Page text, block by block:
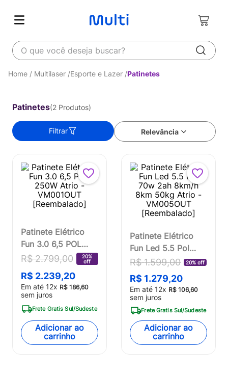
O que você deseja buscar?
Multilaser Esporte e Lazer Patinetes
Patinetes 2 Produtos
Relevância
Filtrar
Patinete Elétrico
Fun 3.0 6,5 POL
250W Atrio -
[Reembalado]
R$ 2.799,00
20%
off
R$ 2.239,20
Em até 12x R$ 186,60
sem juros
Frete Gratis Sul/Sudeste
Adicionar ao
carrinho
Patinete Elétrico
Fun Led 5.5 Pol
70w 2ah 8km/h
8km 50kg Atrio -
VM005OUT
[Reembalado]
R$ 1.599,00 20% off
R$ 1.279,20
Em até 12x R$ 106,60
sem juros
Frete Gratis Sul/Sudeste
Adicionar ao
carrinho